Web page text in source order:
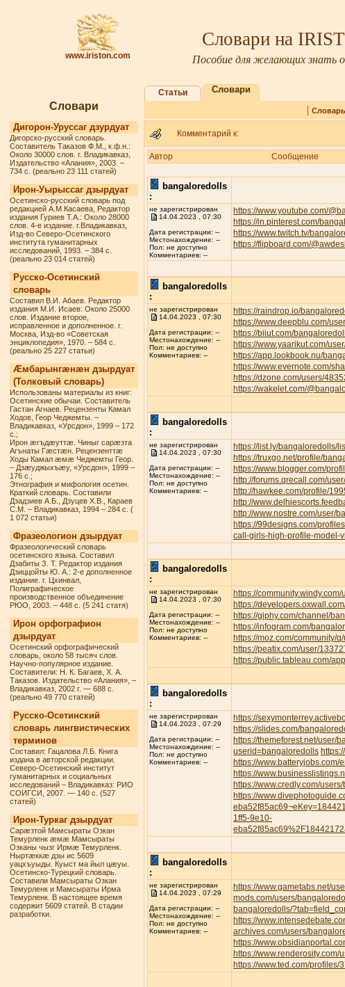
www.iriston.com
Словари на
Пособие для желающих знать
Словари
Дигорон-Уруссаг дзурдуат
Дигорско-русский словарь.
Составитель Таказов Ф.М., к.ф.н.:
Около 30000 слов. г. Владикавказ,
Издательство «Алания», 2003. –
734 с. (реально 23 111 статей)
Ирон-Уырыссаг дзырдуат
Осетинско-русский словарь под
редакцией А.М.Касаева, Редактор
издания Гуриев Т.А.: Около 28000
слов. 4-е издание. г.Владикавказ,
Изд-во Северо-Осетинского
института гуманитарных
исследований, 1993. – 384 с.
(реально 23 014 статей)
Русско-Осетинский
словарь
Составил В.И. Абаев. Редактор
издания М.И. Исаев: Около 25000
слов. Издание второе,
исправленное и дополненное. г.
Москва, Изд-во «Советская
энциклопедия», 1970. – 584 с.
(реально 25 227 статьи)
Æмбарынгæнæн дзырдуат
(Толковый словарь)
Использованы материалы из книг:
Осетинские обычаи. Составитель
Гастан Агнаев. Рецензенты Камал
Ходов, Геор Чеджемты. –
Владикавказ, «Урсдон», 1999 – 172
с.;
Ирон æгъдæуттæ. Чиныг сарæзта
Агънаты Гæстæн. Рецензенттæ
Ходы Камал æмæ Чеджемты Геор.
– Дзæуджыхъæу, «Урсдон», 1999 –
176 с.;
Этнография и мифология осетин.
Краткий словарь. Составили
Дзадзиев А.Б., Дзуцев Х.В., Караев
С.М. – Владикавказ, 1994 – 284 с. (
1 072 статьи)
Фразеологион дзырдуат
Фразеологический словарь
осетинского языка. Составил
Дзабиты З. Т. Редактор издания
Дзиццойты Ю. А.: 2-е дополненное
издание. г. Цхинвал,
Полиграфическое
производственное объединение
РЮО, 2003. – 448 с. (5 241 статя)
Ирон орфографион
дзырдуат
Осетинский орфографический
словарь, около 58 тысяч слов.
Научно-популярное издание.
Составители: Н. К. Багаев, Х. А.
Таказов. Издательство «Алания», –
Владикавказ, 2002 г. — 688 с.
(реально 49 770 статей)
Русско-Осетинский
словарь лингвистических
терминов
Составил: Гацалова Л.Б. Книга
издана в авторской редакции.
Северо-Осетинский институт
гуманитарных и социальных
исследований – Владикавказ: РИО
СОИГСИ, 2007. — 140 с. (527
статей)
Ирон-Туркаг дзырдуат
Сарæзтой Мамсыраты Озкан
Темурленк æмæ Мамсыраты
Озканы чызг Ирмæ Темурленк.
Ныртæккæ дзы ис 5609
уацхъуыды. Куыст ма йыл цæуы.
Осетинско-Турецкий словарь.
Составили Мамсыраты Озкан
Темурленк и Мамсыраты Ирма
Темурленк. В настоящее время
содержит 5609 статей. В стадии
разработки.
Статьи Словари
| Словарь
Комментарий к:
Автор Сообщение
bangaloredolls
:
не зарегистрирован
14.04.2023 , 07:30
Дата регистрации: --
Местонахождение: --
Пол: не доступно
Комментариев: --
https://www.youtube.com/
https://in.pinterest.com/
https://www.twitch.tv/
https://flipboard.com/
bangaloredolls
:
не зарегистрирован
14.04.2023 , 07:30
Дата регистрации: --
Местонахождение: --
Пол: не доступно
Комментариев: --
https://raindrop.io/
https://www.deepblu.com/
https://biiut.com/
https://www.yaarikut.com/
https://app.lookbook.nu/
https://www.evernote.com/
https://dzone.com/users/
https://wakelet.com/
bangaloredolls
:
не зарегистрирован
14.04.2023 , 07:30
Дата регистрации: --
Местонахождение: --
Пол: не доступно
Комментариев: --
https://list.ly/bangaloredolls/
https://truxgo.net/profile/
https://www.blogger.com/
http://forums.qrecall.com/
http://hawkee.com/profile/
http://
http://www.nostre.com/user/
https://99designs.com/
call-girls-high-profile-model-
bangaloredolls
:
не зарегистрирован
14.04.2023 , 07:30
Дата регистрации: --
Местонахождение: --
Пол: не доступно
Комментариев: --
https://
https://
https://giphy.com/channel/
https://infogram.com/
https://moz.com/community/
https://peatix.com/user/
https://public.tableau.com/
bangaloredolls
:
не зарегистрирован
14.04.2023 , 07:29
Дата регистрации: --
Местонахождение: --
Пол: не доступно
Комментариев: --
https://
https://slides.com/
https://themeforest.net/user/
userid=bangaloredolls
https://
https://
https://www.credly.com/
https://
1ff5-9e10-
bangaloredolls
:
не зарегистрирован
14.04.2023 , 07:29
Дата регистрации: --
Местонахождение: --
Пол: не доступно
Комментариев: --
https://www.gametabs.net/
mods.com/users/
bangaloredolls/
https://
archives.com/users/
https://
https://www.renderosity.com/
https://www.ted.com/profiles/